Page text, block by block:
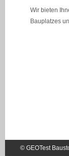
Wir bieten
Bauplatzes
© GEOTest